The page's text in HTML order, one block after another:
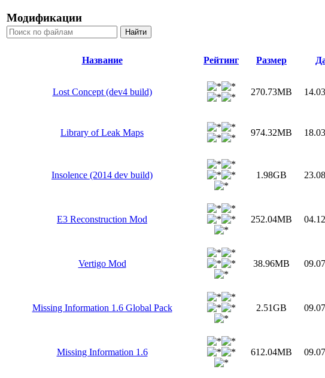
Модификации
Название Рейтинг Размер
Lost Concept (dev4 build) 270.73MB
Library of Leak Maps 974.32MB
Insolence (2014 dev build) 1.98GB
E3 Reconstruction Mod 252.04MB
Vertigo Mod 38.96MB
Missing Information 1.6 Global Pack 2.51GB
Missing Information 1.6 612.04MB